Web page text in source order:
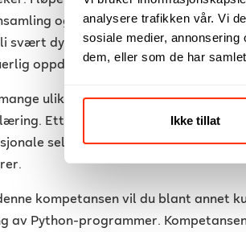
analysere trafikken vår. Vi
sosiale medier,
dem, eller som de har
Ikke tillat
og forbehandling til
svært dyktige i Python-
oppdatert og følger de nyeste
ulike bransjer som har behov
Etter utdanning er du i stand til
selskaper som trenger
kompetansen vil du blant annet
av Python-programmer.